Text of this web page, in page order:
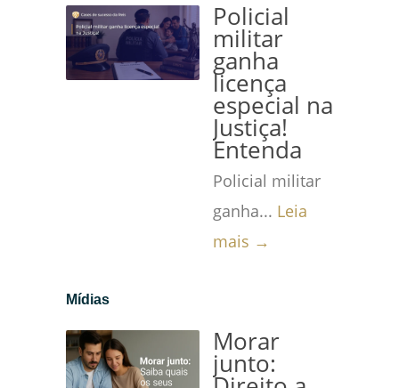
Policial
militar
ganha
licença
especial na
Justiça!
Entenda
Policial militar
ganha... Leia
mais →
Mídias
Morar
junto: